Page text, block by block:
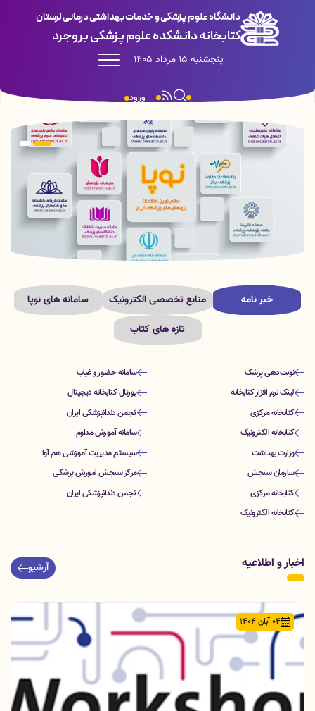
دانشگاه علوم پزشکی و خدمات بهداشتی درمانی لرستان
کتابخانه دانشکده علوم پزشکی بروجرد
پنجشنبه 15 مرداد 1405
ورود
خبر نامه منابع تخصصی الکترونیک
سامانه های نوپا
تازه های کتاب
نوبت‌دهی پزشک
سامانه حضور و غیاب
لینک نرم افزار کتابخانه
پورتال کتابخانه دیجیتال
کتابخانه مرکزی
انجمن دندانپزشکی ایران
کتابخانه الکترونیک
سامانه آموزش مداوم
وزارت بهداشت
سیستم مدیریت آموزشی هم آوا
سازمان سنجش
مرکز سنجش آموزش پزشکی
کتابخانه مرکزی
انجمن دندانپزشکی ایران
کتابخانه الکترونیک
اخبار و اطلاعیه آرشیو
04 آبان 1404